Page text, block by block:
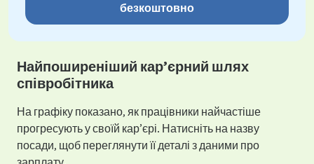
безкоштовно
Найпоширеніший кар’єрний шлях
співробітника
На графіку показано, як працівники найчастіше
прогресують у своїй кар’єрі. Натисніть на назву
посади, щоб переглянути її деталі з даними про